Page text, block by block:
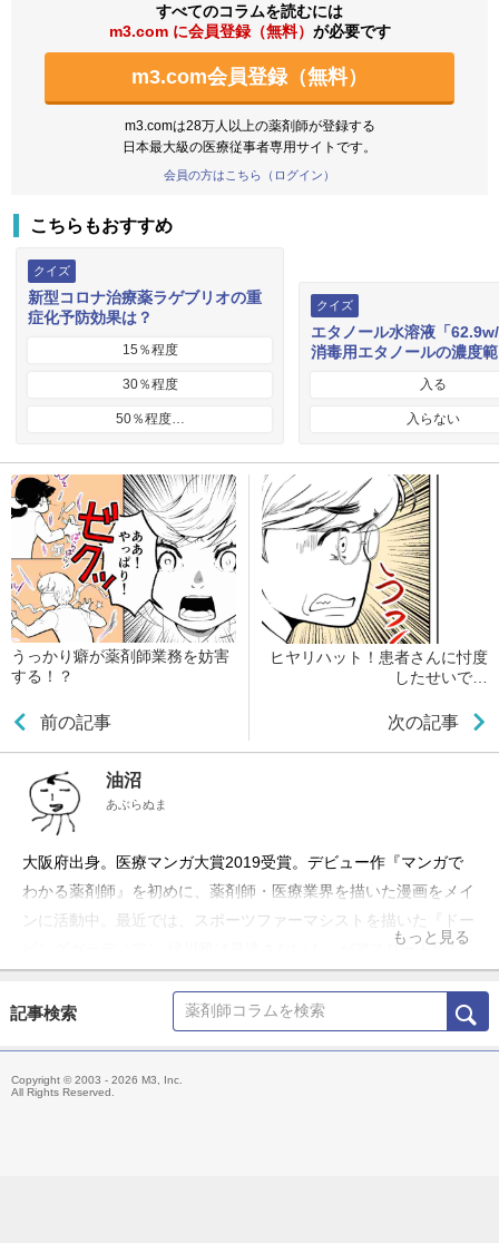
すべてのコラムを読むには
m3.com に会員登録（無料） が必要です
m3.com会員登録（無料）
m3.comは28万人以上の薬剤師が登録する
日本最大級の医療従事者専用サイトです。
会員の方はこちら（ログイン）
こちらもおすすめ
クイズ
新型コロナ治療薬ラゲブリオの重
症化予防効果は？
15％程度
30％程度
50％程度…
クイズ
エタノール水溶液「
消毒用エタノールの濃度
入る
入らない
うっかり癖が薬剤師業務を妨害
する！？
前の記事
ヒヤリハット！患者さんに忖度
したせいで…
次の記事
油沼
あぶらぬま
大阪府出身。医療マンガ大賞2019受賞。デビュー作『マンガで
わかる薬剤師』を初めに、薬剤師・医療業界を描いた漫画をメイ
ンに活動中。最近では、スポーツファーマシストを描いた『ドー
ピングガーディアン 緑川雅は見逃さない！』がアスリート用お
れたネタを漫画化した、「クスリとリスクと薬剤師」
（KADOKAWA）が、2021年5月28日発売！
もっと見る
記事検索
Copyright © 2003 - 2026 M3, Inc.
All Rights Reserved.